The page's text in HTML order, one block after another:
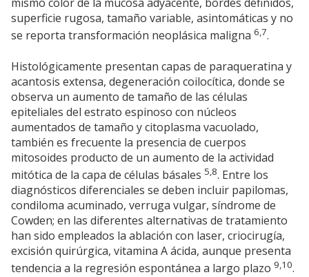
mismo color de la mucosa adyacente, bordes definidos,
superficie rugosa, tamaño variable, asintomáticas y no
se reporta transformación neoplásica maligna 6,7.
Histológicamente presentan capas de paraqueratina y
acantosis extensa, degeneración coilocítica, donde se
observa un aumento de tamaño de las células
epiteliales del estrato espinoso con núcleos
aumentados de tamaño y citoplasma vacuolado,
también es frecuente la presencia de cuerpos
mitosoides producto de un aumento de la actividad
mitótica de la capa de células básales 5,8. Entre los
diagnósticos diferenciales se deben incluir papilomas,
condiloma acuminado, verruga vulgar, síndrome de
Cowden; en las diferentes alternativas de tratamiento
han sido empleados la ablación con laser, criocirugía,
excisión quirúrgica, vitamina A ácida, aunque presenta
tendencia a la regresión espontánea a largo plazo 9,10.